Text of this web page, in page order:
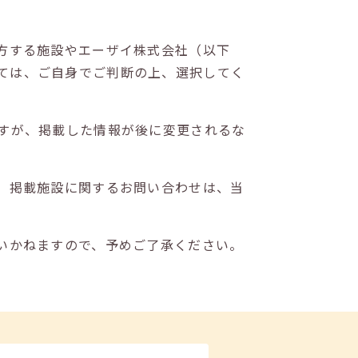
る施設やエーザイ株式会社（以下
、ご自身でご判断の上、選択してく
が、掲載した情報が後に変更されるな
載施設に関するお問い合わせは、当
ねますので、予めご了承ください。